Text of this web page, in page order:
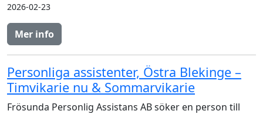
2026-02-23
Mer info
Personliga assistenter, Östra Blekinge –
Timvikarie nu & Sommarvikarie
Frösunda Personlig Assistans AB söker en person till